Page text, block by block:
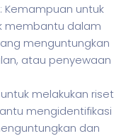
Kemampuan untuk
membantu dalam
menguntungkan
atau penyewaan
melakukan riset
mengidentifikasi
dan